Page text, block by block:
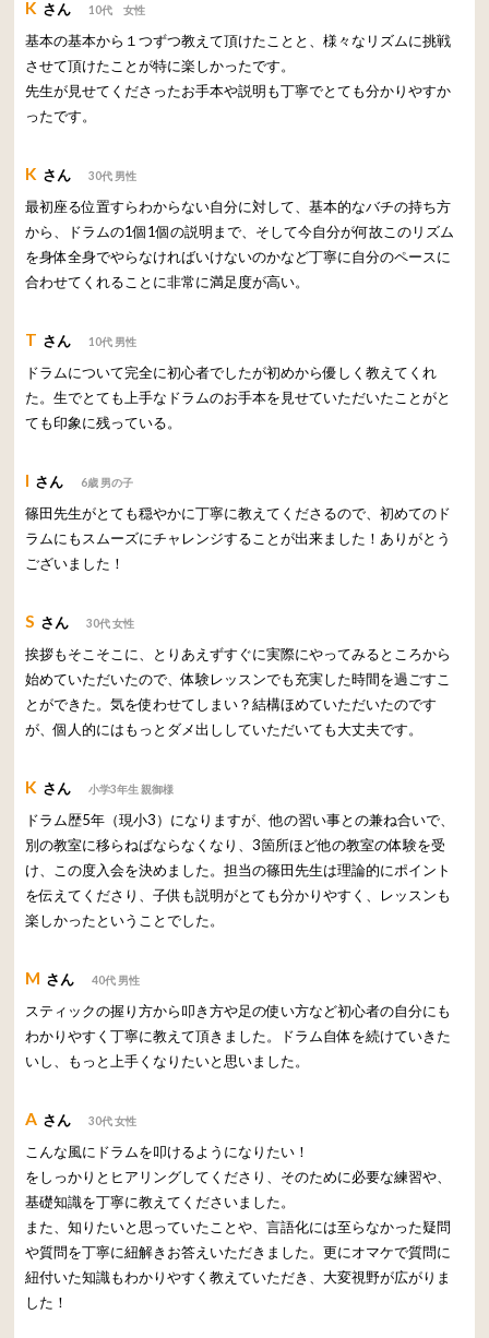
K さん 10代 女性
基本の基本から１つずつ教えて頂けたことと、様々なリズムに挑戦
させて頂けたことが特に楽しかったです。
先生が見せてくださったお手本や説明も丁寧でとても分かりやすか
ったです。
K さん 30代 男性
最初座る位置すらわからない自分に対して、基本的なバチの持ち方
から、ドラムの1個1個の説明まで、そして今自分が何故このリズム
を身体全身でやらなければいけないのかなど丁寧に自分のペースに
合わせてくれることに非常に満足度が高い。
T さん 10代 男性
ドラムについて完全に初心者でしたが初めから優しく教えてくれ
た。生でとても上手なドラムのお手本を見せていただいたことがと
ても印象に残っている。
I さん 6歳 男の子
篠田先生がとても穏やかに丁寧に教えてくださるので、初めてのド
ラムにもスムーズにチャレンジすることが出来ました！ありがとう
ございました！
S さん 30代 女性
挨拶もそこそこに、とりあえずすぐに実際にやってみるところから
始めていただいたので、体験レッスンでも充実した時間を過ごすこ
とができた。気を使わせてしまい？結構ほめていただいたのです
が、個人的にはもっとダメ出ししていただいても大丈夫です。
K さん 小学3年生 親御様
ドラム歴5年（現小3）になりますが、他の習い事との兼ね合いで、
別の教室に移らねばならなくなり、3箇所ほど他の教室の体験を受
け、この度入会を決めました。担当の篠田先生は理論的にポイント
を伝えてくださり、子供も説明がとても分かりやすく、レッスンも
楽しかったということでした。
M さん 40代 男性
スティックの握り方から叩き方や足の使い方など初心者の自分にも
わかりやすく丁寧に教えて頂きました。ドラム自体を続けていきた
いし、もっと上手くなりたいと思いました。
A さん 30代 女性
こんな風にドラムを叩けるようになりたい！
をしっかりとヒアリングしてくださり、そのために必要な練習や、
基礎知識を丁寧に教えてくださいました。
また、知りたいと思っていたことや、言語化には至らなかった疑問
や質問を丁寧に紐解きお答えいただきました。更にオマケで質問に
紐付いた知識もわかりやすく教えていただき、大変視野が広がりま
した！